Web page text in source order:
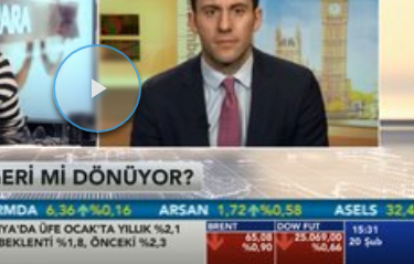
Videoyu
Oynat